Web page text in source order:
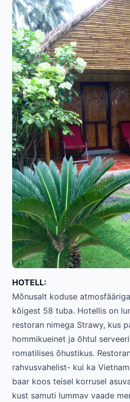
HOTELL:
Mõnusalt koduse
kõigest 58 tuba. Hotellis on
restoran nimega Strawy, kus
hommikueinet ja õhtul
romatilises õhustikus.
rahvusvahelist- kui ka
baar koos teisel korrusel
kust samuti lummav vaade